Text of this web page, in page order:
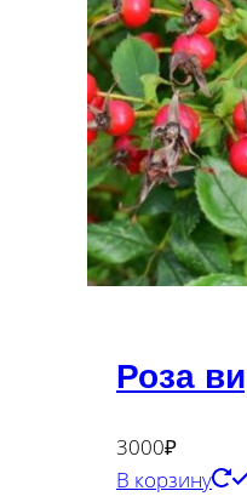
Роза
3000₽
В корзину